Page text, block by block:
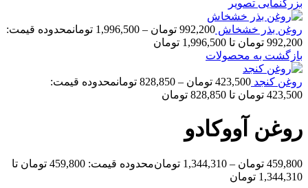
بزرگنمایی تصویر
روغن بذر خشخاش 992,200 تومان –
1,996,500 تومانمحدوده قیمت:
992,200 تومان تا 1,996,500 تومان
بازگشت به محصولات
روغن کنجد 423,500 تومان –
828,850 تومانمحدوده قیمت:
423,500 تومان تا 828,850 تومان
روغن آووکادو
459,800 تومان –
1,344,310 تومان
محدوده قیمت: 459,800 تومان تا
1,344,310 تومان